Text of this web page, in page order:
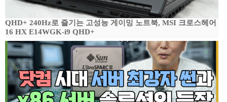
QHD+ 240Hz로 즐기는 고성능 게이밍 노트북, MSI 크로스헤어
16 HX E14WGK-i9 QHD+